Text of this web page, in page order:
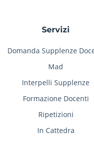
Servizi
Domanda Supplenze
Mad
Interpelli Supplenze
Formazione Docenti
Ripetizioni
In Cattedra